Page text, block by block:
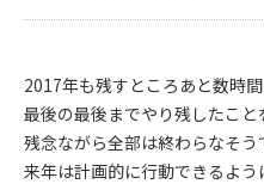
2017年も残すところあと数時間
最後の最後までやり残したこと
残念ながら全部は終わらなそう
来年は計画的に行動できるよ